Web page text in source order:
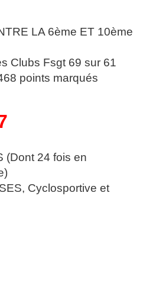
LA 6ème ET 10ème
Clubs Fsgt 69 sur 61
points marqués
(Dont 24 fois en
Cyclosportive et